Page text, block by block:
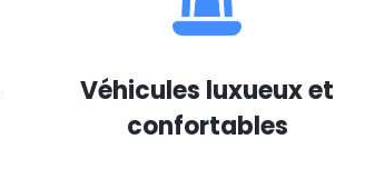
Véhicules luxueux et
confortables